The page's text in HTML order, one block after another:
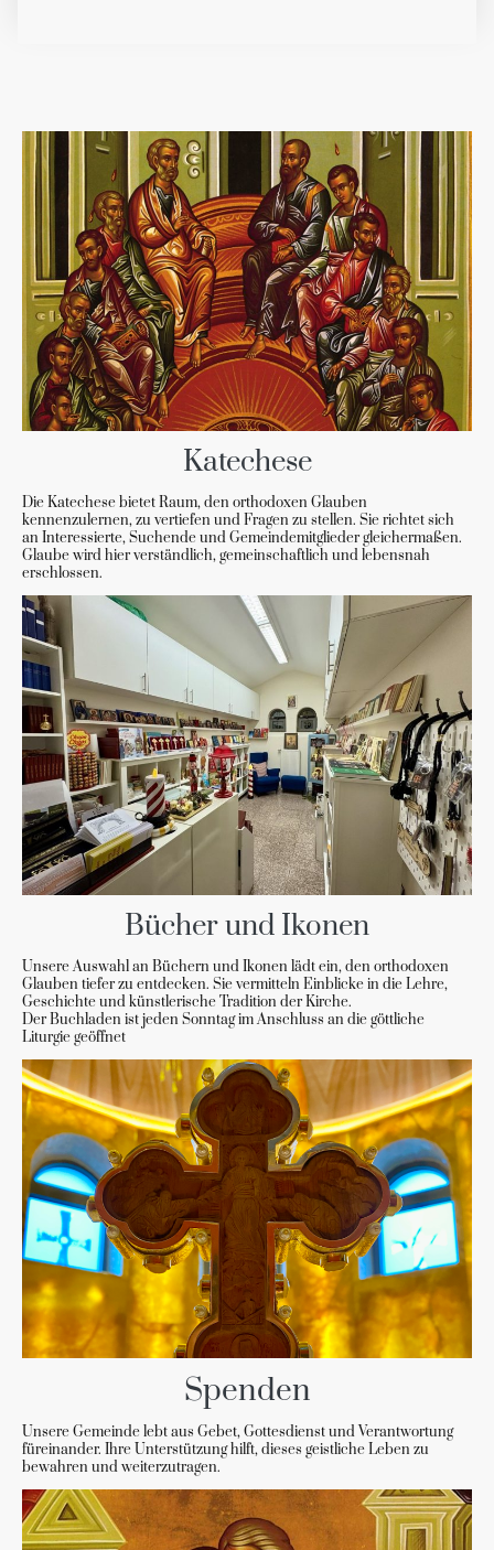
Katechese
Die Katechese bietet Raum, den orthodoxen Glauben
kennenzulernen, zu vertiefen und Fragen zu stellen. Sie richtet sich
an Interessierte, Suchende und Gemeindemitglieder gleichermaßen.
Glaube wird hier verständlich, gemeinschaftlich und lebensnah
erschlossen.
Bücher und Ikonen
Unsere Auswahl an Büchern und Ikonen lädt ein, den orthodoxen
Glauben tiefer zu entdecken. Sie vermitteln Einblicke in die Lehre,
Geschichte und künstlerische Tradition der Kirche.
Der Buchladen ist jeden Sonntag im Anschluss an die göttliche
Liturgie geöffnet
Spenden
Unsere Gemeinde lebt aus Gebet, Gottesdienst und Verantwortung
füreinander. Ihre Unterstützung hilft, dieses geistliche Leben zu
bewahren und weiterzutragen.